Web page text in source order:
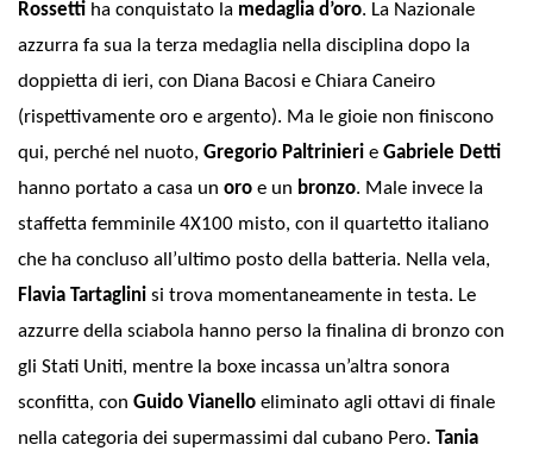
Rossetti ha conquistato la medaglia d’oro. La Nazionale
azzurra fa sua la terza medaglia nella disciplina dopo la
doppietta di ieri, con Diana Bacosi e Chiara Caneiro
(rispettivamente oro e argento). Ma le gioie non finiscono
qui, perché nel nuoto, Gregorio Paltrinieri e Gabriele Detti
hanno portato a casa un oro e un bronzo. Male invece la
staffetta femminile 4X100 misto, con il quartetto italiano
che ha concluso all’ultimo posto della batteria. Nella vela,
Flavia Tartaglini si trova momentaneamente in testa. Le
azzurre della sciabola hanno perso la finalina di bronzo con
gli Stati Uniti, mentre la boxe incassa un’altra sonora
sconfitta, con Guido Vianello eliminato agli ottavi di finale
nella categoria dei supermassimi dal cubano Pero. Tania